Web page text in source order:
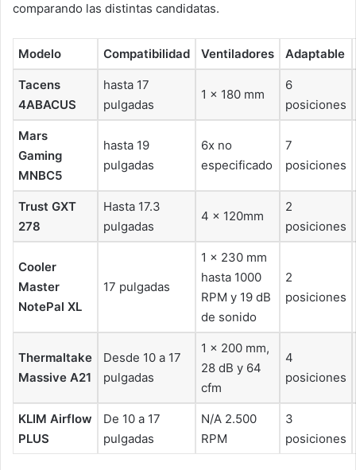
comparando las distintas candidatas.
Modelo Compatibilidad Ventiladores Adaptable
Tacens
4ABACUS
hasta 17
pulgadas
1 x 180 mm
6
posiciones
Mars
Gaming
MNBC5
hasta 19
pulgadas
6x no
especificado
7
posiciones
Trust GXT
278
Hasta 17.3
pulgadas
4 x 120mm
2
posiciones
Cooler
Master
NotePal XL
17 pulgadas
1 x 230 mm
hasta 1000
RPM y 19 dB
de sonido
2
posiciones
Thermaltake
Massive A21
Desde 10 a 17
pulgadas
1 x 200 mm,
28 dB y 64
cfm
4
posiciones
KLIM Airflow
PLUS
De 10 a 17
pulgadas
N/A 2.500
RPM
3
posiciones